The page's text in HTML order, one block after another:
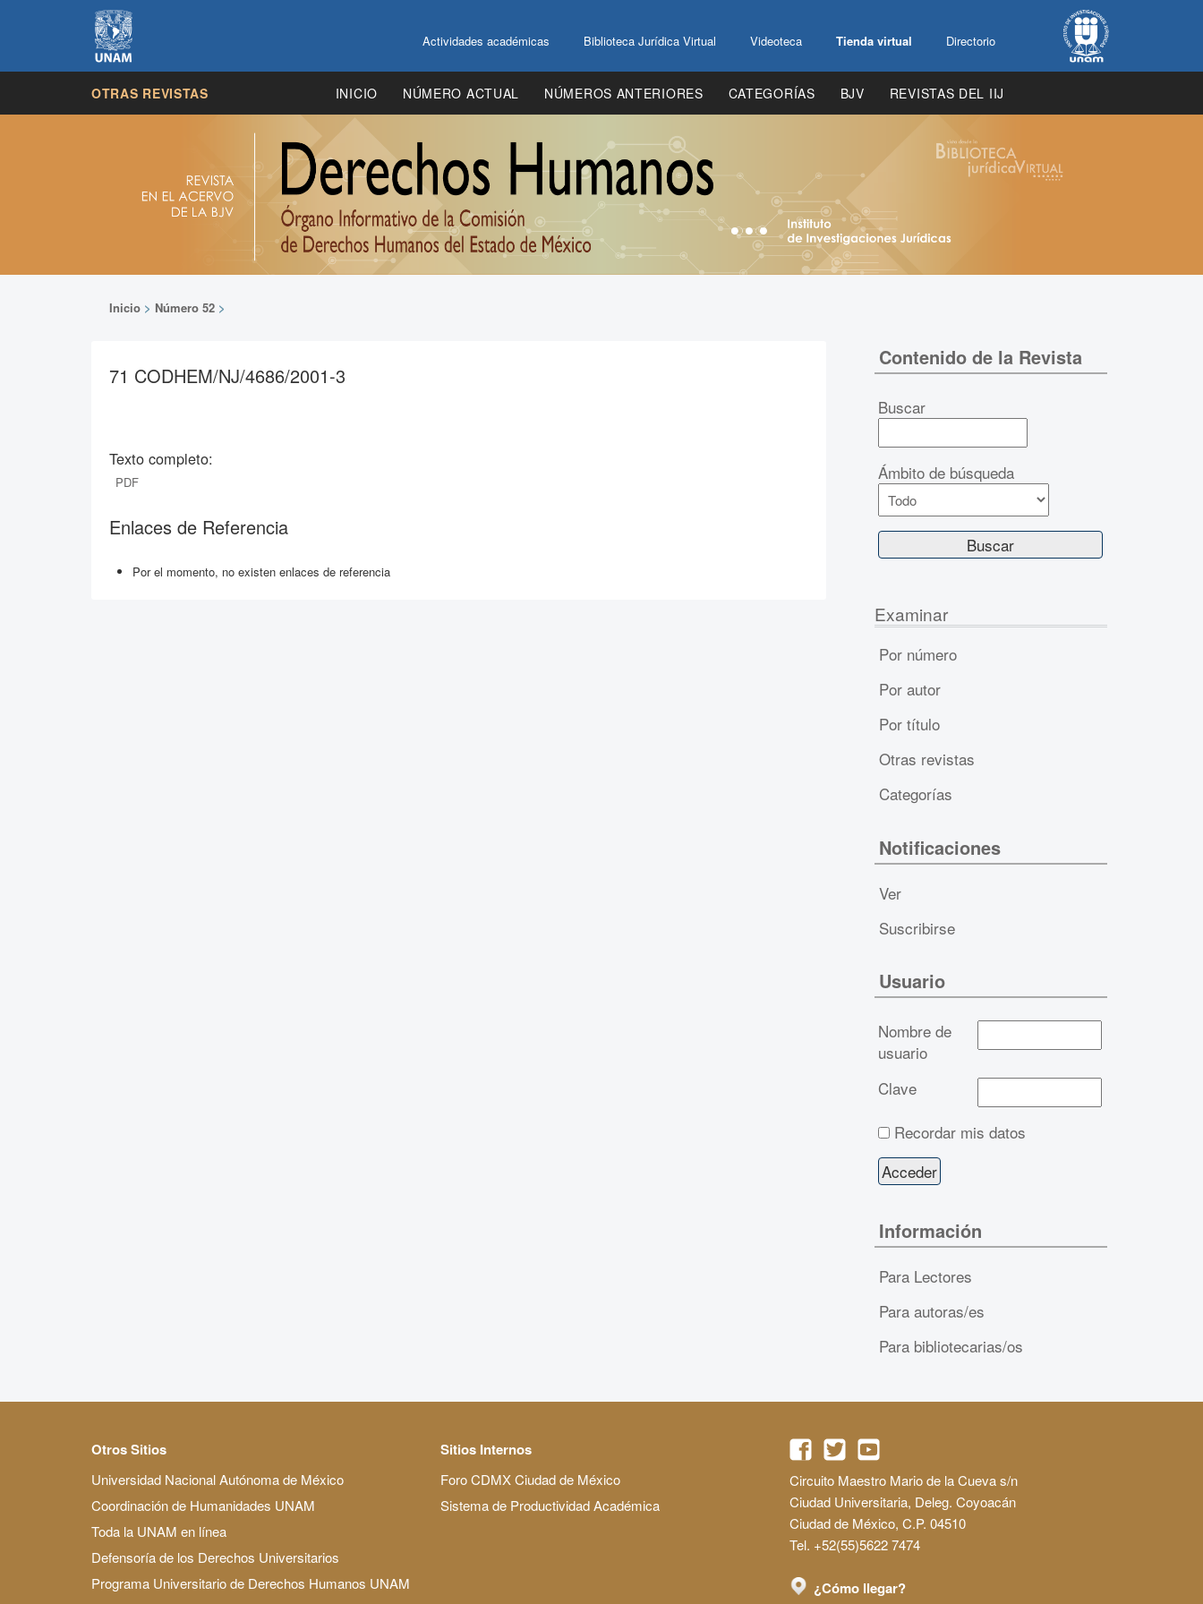
Actividades académicas Biblioteca Jurídica Virtual Videoteca Tienda virtual Directorio
OTRAS REVISTAS INICIO NÚMERO ACTUAL NÚMEROS ANTERIORES CATEGORÍAS BJV REVISTAS DEL IIJ
Inicio > Número 52 >
71 CODHEM/NJ/4686/2001-3
Texto completo:
PDF
Enlaces de Referencia
Por el momento, no existen enlaces de referencia
Contenido de la Revista
Buscar
Ámbito de búsqueda
Examinar
Por número
Por autor
Por título
Otras revistas
Categorías
Notificaciones
Ver
Suscribirse
Usuario
Nombre de
usuario
Clave
Recordar mis datos
Información
Para Lectores
Para autoras/es
Para bibliotecarias/os
Otros Sitios
Universidad Nacional Autónoma de México
Coordinación de Humanidades UNAM
Toda la UNAM en línea
Defensoría de los Derechos Universitarios
Programa Universitario de Derechos Humanos UNAM
Sitios Internos
Foro CDMX Ciudad de México
Sistema de Productividad Académica
Circuito Maestro Mario de la Cueva s/n
Ciudad Universitaria, Deleg. Coyoacán
Ciudad de México, C.P. 04510
Tel. +52(55)5622 7474
¿Cómo llegar?